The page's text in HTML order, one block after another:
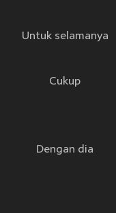
Untuk selamanya
Cukup
Dengan dia